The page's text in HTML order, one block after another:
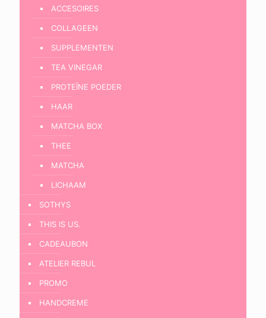
ACCESOIRES
COLLAGEEN
SUPPLEMENTEN
TEA VINEGAR
PROTEÏNE POEDER
HAAR
MATCHA BOX
THEE
MATCHA
LICHAAM
SOTHYS
THIS IS US.
CADEAUBON
ATELIER REBUL
PROMO
HANDCREME